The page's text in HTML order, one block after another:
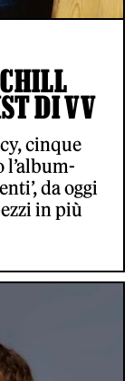
DI VV
cinque
l’album-
da oggi
in più